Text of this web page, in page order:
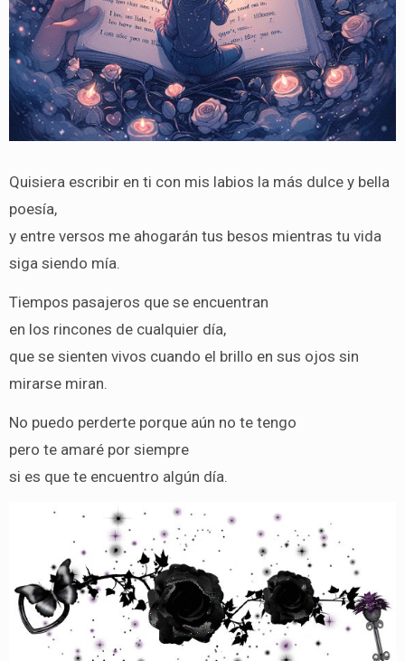
Quisiera escribir en ti con mis labios la más dulce y bella
poesía,
y entre versos me ahogarán tus besos mientras tu vida
siga siendo mía.
Tiempos pasajeros que se encuentran
en los rincones de cualquier día,
que se sienten vivos cuando el brillo en sus ojos sin
mirarse miran.
No puedo perderte porque aún no te tengo
pero te amaré por siempre
si es que te encuentro algún día.